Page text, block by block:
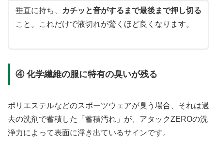
垂直に持ち、
カチッと音がするまで最後まで押し切る
こと。これだけで液切れが驚くほど良くなります。
④ 化学繊維の服に特有の臭いが残る
ポリエステルなどのスポーツウェアが臭う場合、それは過
去の洗剤で蓄積した「蓄積汚れ」が、アタックZEROの洗
浄力によって表面に浮き出ているサインです。